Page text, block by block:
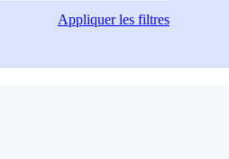
Appliquerles filtres